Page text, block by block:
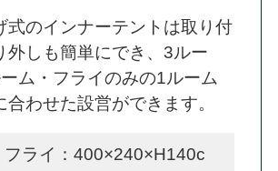
式のインナーテントは取り付
外しも簡単にでき、3ルー
ム・フライのみの1ルーム
合わせた設営ができます。
フライ：400×240×H140c